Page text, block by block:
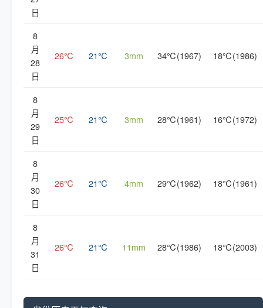
日
8
月
28
日
26℃ 21℃ 3mm 34℃(1967) 18℃(1986)
8
月
29
日
25℃ 21℃ 3mm 28℃(1961) 16℃(1972)
8
月
30
日
26℃ 21℃ 4mm 29℃(1962) 18℃(1961)
8
月
31
日
26℃ 21℃ 11mm 28℃(1986) 18℃(2003)